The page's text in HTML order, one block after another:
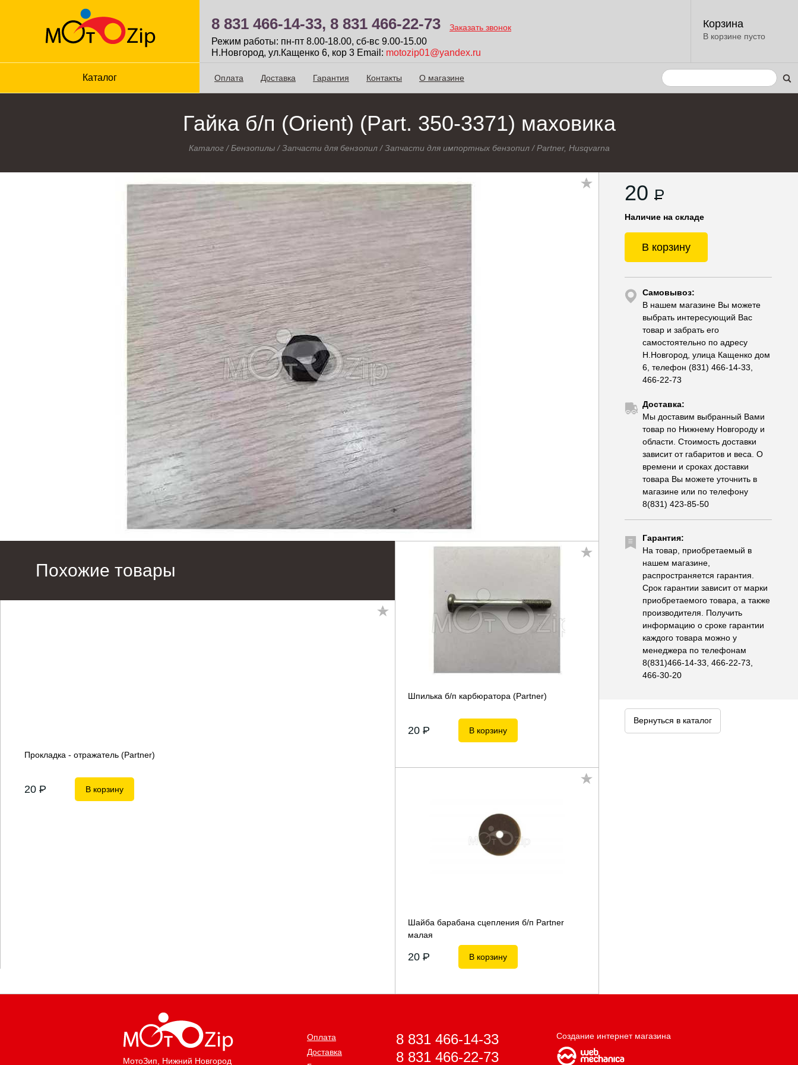
8 831 466-14-33, 8 831 466-22-73 Заказать звонок
Режим работы: пн-пт 8.00-18.00, сб-вc 9.00-15.00
Н.Новгород, ул.Кащенко 6, кор 3 Email: motozip01@yandex.ru
Корзина
В корзине пусто
Каталог Оплата Доставка Гарантия Контакты О магазине
Гайка б/п (Orient) (Part. 350-3371) маховика
Каталог/Бензопилы/Запчасти для бензопил/Запчасти для импортных бензопил/Partner, Husqvarna
20 P
Наличие на складе
В корзину
Самовывоз:
В нашем магазине Вы можете
выбрать интересующий Вас
товар и забрать его
самостоятельно по адресу
Н.Новгород, улица Кащенко дом
6, телефон (831) 466-14-33,
466-22-73
Доставка:
Мы доставим выбранный Вами
товар по Нижнему Новгороду и
области. Стоимость доставки
зависит от габаритов и веса. О
времени и сроках доставки
товара Вы можете уточнить в
магазине или по телефону
8(831) 423-85-50
Гарантия:
На товар, приобретаемый в
нашем магазине,
распространяется гарантия.
Срок гарантии зависит от марки
приобретаемого товара, а также
производителя. Получить
информацию о сроке гарантии
каждого товара можно у
менеджера по телефонам
8(831)466-14-33, 466-22-73,
466-30-20
Вернуться в каталог
Похожие товары
Прокладка - отражатель (Partner)
20 P В корзину
Шпилька б/п карбюратора (Partner)
20 P В корзину
Шайба барабана сцепления б/п Partner
малая
20 P В корзину
МотоЗип , Нижний Новгород
Оплата
Доставка
8 831 466-14-33
8 831 466-22-73
Создание интернет магазина